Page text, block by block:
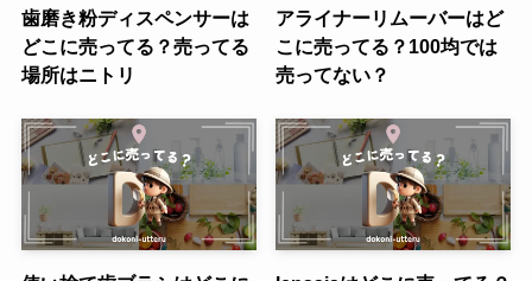
歯磨き粉ディスペンサーは
どこに売ってる？売ってる
場所はニトリ
アライナーリムーバーはど
こに売ってる？100均では
売ってない？